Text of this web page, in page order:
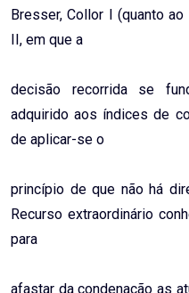
Bresser, Collor I (quanto
II, em que a
decisão recorrida se
adquirido aos índices de
de aplicar-se o
princípio de que não há
Recurso extraordinário
para
afastar da condenação as